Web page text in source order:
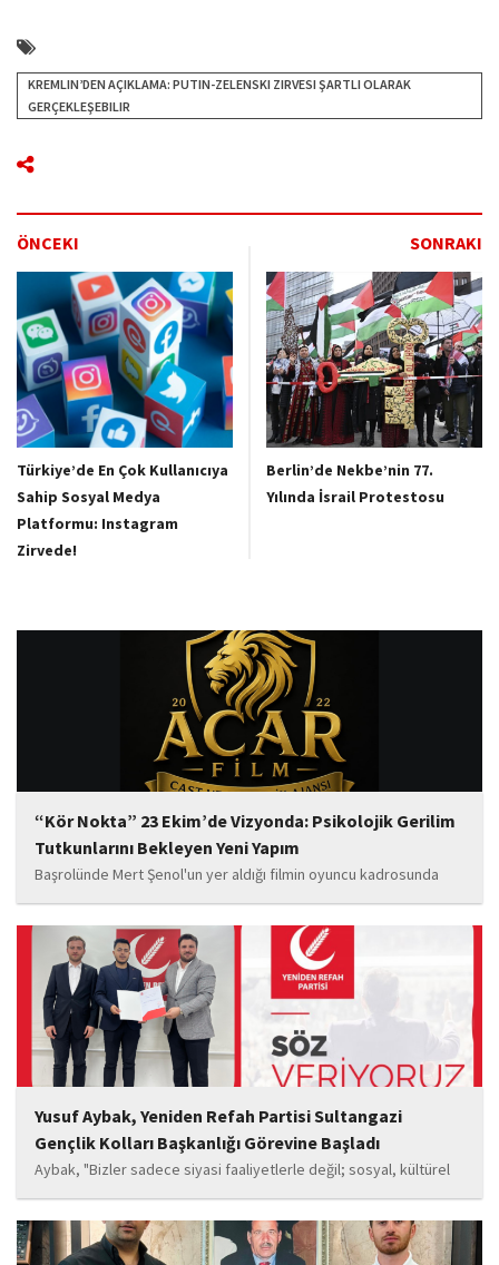
KREMLIN’DEN AÇIKLAMA: PUTIN-ZELENSKI ZIRVESI ŞARTLI OLARAK
GERÇEKLEŞEBILIR
ÖNCEKI SONRAKI
Türkiye’de En Çok Kullanıcıya
Sahip Sosyal Medya
Platformu: Instagram
Zirvede!
Berlin’de Nekbe’nin 77.
Yılında İsrail Protestosu
“Kör Nokta” 23 Ekim’de Vizyonda: Psikolojik Gerilim
Tutkunlarını Bekleyen Yeni Yapım
Başrolünde Mert Şenol'un yer aldığı filmin oyuncu kadrosunda
Esma Kıyanç, Ayşe Aktaş, Berna Kıyanç, Gökay Alpaslan Şahin,
Sema Yaldıran, Sıla Altıntaş, İsmail Akkoç, Celal Acar ve çocuk
oyuncu Görkem Akyol...
Yusuf Aybak, Yeniden Refah Partisi Sultangazi
Gençlik Kolları Başkanlığı Görevine Başladı
Aybak, "Bizler sadece siyasi faaliyetlerle değil; sosyal, kültürel
ve manevi değerleri güçlendiren çalışmalarla da gençlerimizin
yanında olacağız. Sultangazi'de birlik ve beraberlik ruhunu daha
da güçlendirecek projeleri hayata geçirmek için ekip...